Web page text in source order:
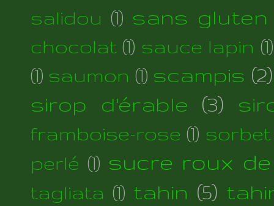
salidou (1) sans gluten
chocolat (1) sauce lapin (1)
(1) saumon (1) scampis (2)
sirop d'érable
(3)
framboise-rose (1)
perlé (1) sucre roux
tagliata (1) tahin (5)